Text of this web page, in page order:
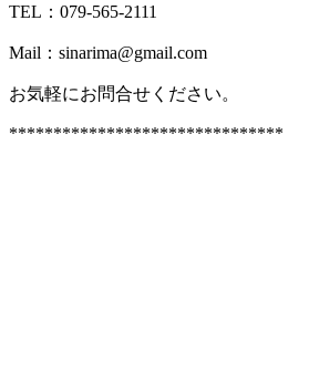
TEL：079-565-2111
Mail： sinarima@gmail.com
お気軽にお問合せください。
*******************************